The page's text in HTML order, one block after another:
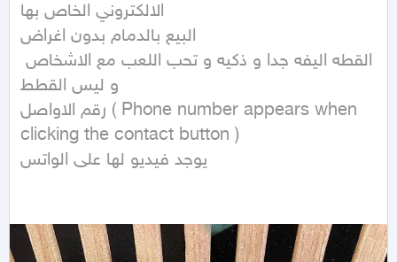
الالكتروني الخاص بها
البيع بالدمام بدون اغراض
و ليس القطط
رقم الاواصل ( Phone number appears when
clicking the contact button )
يوجد فيديو لها على الواتس